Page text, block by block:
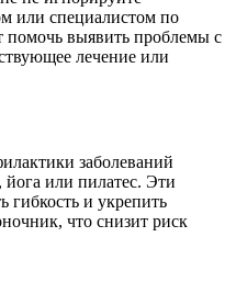
или специалистом по
помочь выявить проблемы с
лечение или
заболеваний
йога или пилатес. Эти
гибкость и укрепить
что снизит риск